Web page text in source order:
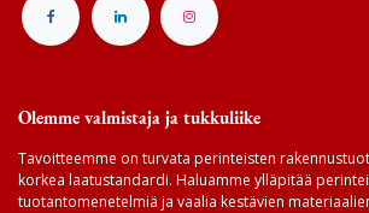
Olemme valmistaja ja tukkuliike
Tavoitteemme on turvata perinteisten
korkea laatustandardi. Haluamme ylläpitää
tuotantomenetelmiä ja vaalia kestävien